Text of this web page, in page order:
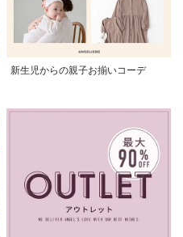
新生児からの親子お揃いコーデ